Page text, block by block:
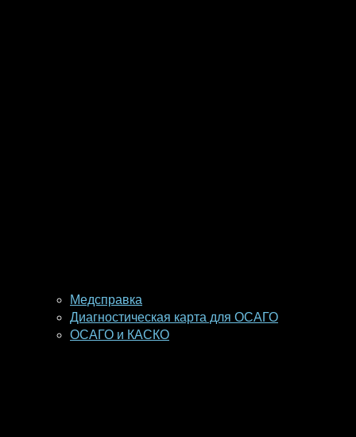
Медсправка
Диагностическая карта для ОСАГО
ОСАГО и КАСКО